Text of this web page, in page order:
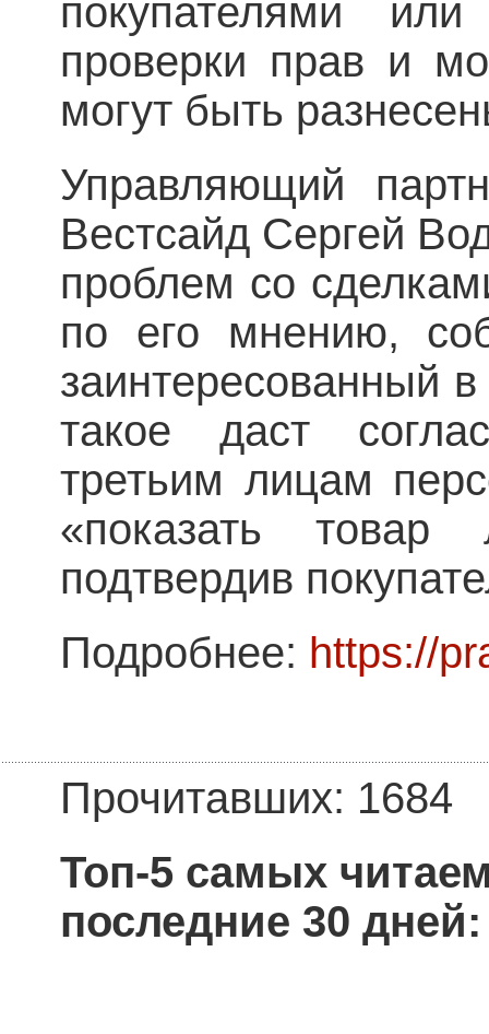
покупателями
проверки прав и
могут быть
Управляющий
Вестсайд Сергей
проблем со
по его мнению,
заинтересованный
такое даст
третьим лицам
«показать товар
подтвердив
Подробнее: https://
Прочитавших: 1684
Топ-5 самых
последние 30 дней: